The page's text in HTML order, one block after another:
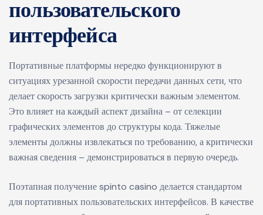
пользовательского
интерфейса
Портативные платформы нередко функционируют в
ситуациях урезанной скорости передачи данных сети, что
делает скорость загрузки критически важным элементом.
Это влияет на каждый аспект дизайна – от селекции
графических элементов до структуры кода. Тяжелые
элементы должны извлекаться по требованию, а критически
важная сведения – демонстрироваться в первую очередь.
Поэтапная получение spinto casino делается стандартом
для портативных пользовательских интерфейсов. В качестве